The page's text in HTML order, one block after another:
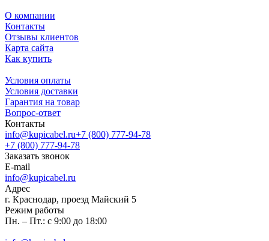
О компании
Контакты
Отзывы клиентов
Карта сайта
Как купить
Условия оплаты
Условия доставки
Гарантия на товар
Вопрос-ответ
Контакты
info@kupicabel.ru+7 (800) 777-94-78
+7 (800) 777-94-78
Заказать звонок
E-mail
info@kupicabel.ru
Адрес
г. Краснодар, проезд Майский 5
Режим работы
Пн. – Пт.: с 9:00 до 18:00